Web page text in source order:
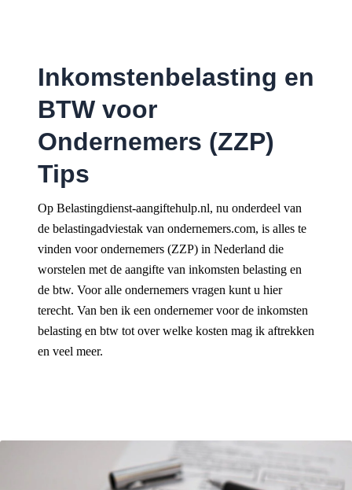
Inkomstenbelasting en
BTW voor
Ondernemers (ZZP)
Tips
Op Belastingdienst-aangiftehulp.nl, nu onderdeel van
de belastingadviestak van ondernemers.com, is alles te
vinden voor ondernemers (ZZP) in Nederland die
worstelen met de aangifte van inkomsten belasting en
de btw. Voor alle ondernemers vragen kunt u hier
terecht. Van ben ik een ondernemer voor de inkomsten
belasting en btw tot over welke kosten mag ik aftrekken
en veel meer.